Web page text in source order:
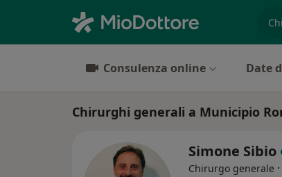
Consulenza online Date
Chirurghi generali a Municipio
Simone Sibio
Chirurgo generale ·